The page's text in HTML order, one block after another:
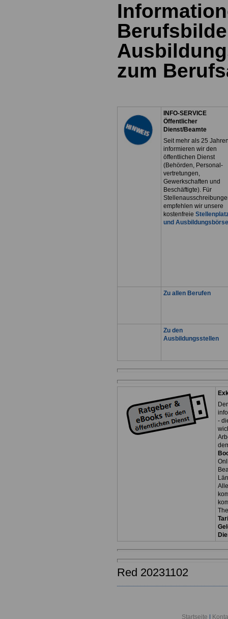
zum
INFO-SERVICE
Öffentlicher
Dienst/Beamte
Seit mehr als 25
informieren wir den
öffentlichen Dienst
(Behörden, Personal-
vertretungen,
Gewerkschaften und
Beschäftigte). Für
empfehlen wir unsere
kostenfreie
und Ausbildungsbörse
Zu allen Berufen
Zu den
Ausbildungsstellen
-
Red 20231102
Startseite